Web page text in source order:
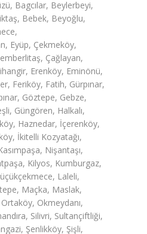
Bagcılar, Beylerbeyi,
Bebek, Beyoğlu,
Eyüp, Çekmeköy,
Çağlayan,
Erenköy, Eminönü,
Feriköy, Fatih, Gürpınar,
Göztepe, Gebze,
Güngören, Halkalı,
Haznedar, İçerenköy,
İkitelli Kozyatağı,
Nişantaşı,
Kilyos, Kumburgaz,
Laleli,
Maçka, Maslak,
Okmeydanı,
Silivri, Sultançiftliği,
Şenlikköy, Şişli,